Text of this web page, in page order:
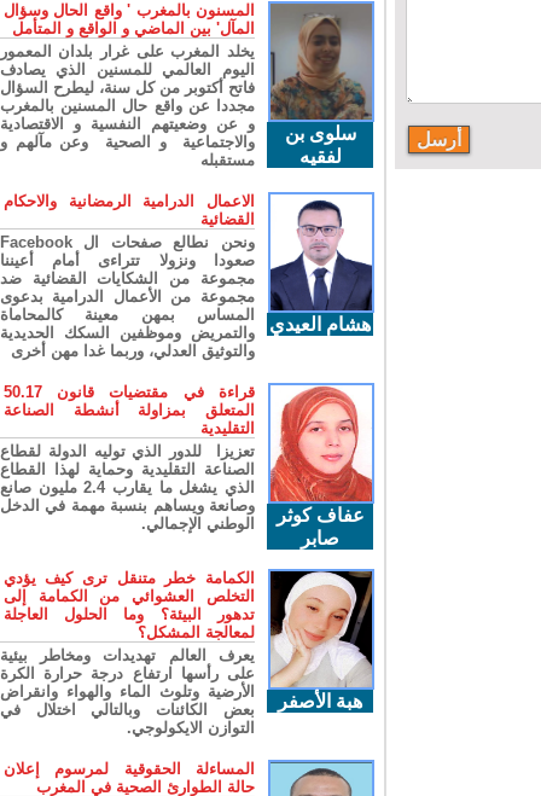
سلوى بن
لفقيه
المسنون بالمغرب ' واقع الحال وسؤال
المآل' بين الماضي و الواقع و المتأمل
يخلد المغرب على غرار بلدان المعمور
اليوم العالمي للمسنين الذي يصادف
فاتح أكتوبر من كل سنة، ليطرح السؤال
مجددا عن واقع حال المسنين بالمغرب
و عن وضعيتهم النفسية و الاقتصادية
والاجتماعية و الصحية وعن مآلهم و
مستقبله
هشام العيدي
الاعمال الدرامية الرمضانية والاحكام
القضائية
ونحن نطالع صفحات ال Facebook
صعودا ونزولا تتراءى أمام أعيننا
مجموعة من الشكايات القضائية ضد
مجموعة من الأعمال الدرامية بدعوى
المساس بمهن معينة كالمحاماة
والتمريض وموظفين السكك الحديدية
والتوثيق العدلي، وربما غدا مهن أخرى
عفاف كوثر
صابر
قراءة في مقتضيات قانون 50.17
المتعلق بمزاولة أنشطة الصناعة
التقليدية
تعزيزا للدور الذي توليه الدولة لقطاع
الصناعة التقليدية وحماية لهذا القطاع
الذي يشغل ما يقارب 2.4 مليون صانع
وصانعة ويساهم بنسبة مهمة في الدخل
الوطني الإجمالي.
هبة الأصفر
الكمامة خطر متنقل ترى كيف يؤدي
التخلص العشوائي من الكمامة إلى
تدهور البيئة؟ وما الحلول العاجلة
لمعالجة المشكل؟
يعرف العالم تهديدات ومخاطر بيئية
على رأسها ارتفاع درجة حرارة الكرة
الأرضية وتلوث الماء والهواء وانقراض
بعض الكائنات وبالتالي اختلال في
التوازن الايكولوجي.
المساءلة الحقوقية لمرسوم إعلان
حالة الطوارئ الصحية في المغرب